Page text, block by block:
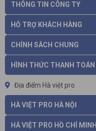
THÔNG TIN CÔNG TY
HỖ TRỢ KHÁCH HÀNG
CHÍNH SÁCH CHUNG
HÌNH THỨC THANH TOÁN
Địa điểm Hà việt pro
HÀ VIỆT PRO HÀ NỘI
HÀ VIỆT PRO HỒ CHÍ MINH